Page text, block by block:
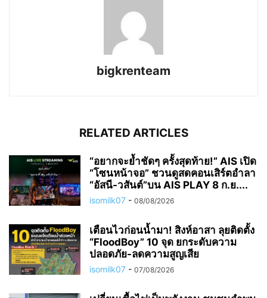
bigkrenteam
RELATED ARTICLES
“อยากจะย้ำชัดๆ ครั้งสุดท้าย!” AIS เปิด
“โซนหน้าจอ” ชวนดูสดคอนเสิร์ตอำลา
“อัสนี-วสันต์”บน AIS PLAY 8 ก.ย....
isomilk07 - 08/08/2026
เตือนไวก่อนน้ำมา! สิงห์อาสา ลุยติดตั้ง
“FloodBoy” 10 จุด ยกระดับความ
ปลอดภัย-ลดความสูญเสีย
isomilk07 - 07/08/2026